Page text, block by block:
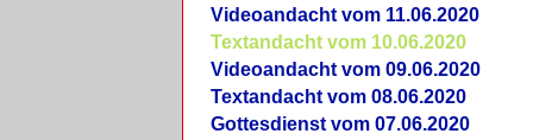
Videoandacht vom 11.06.2020
Textandacht vom 10.06.2020
Videoandacht vom 09.06.2020
Textandacht vom 08.06.2020
Gottesdienst vom 07.06.2020